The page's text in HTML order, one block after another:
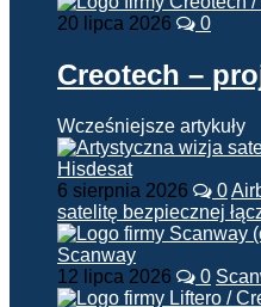
20 lipca 2026 0
Creotech –
Wcześniejsze artykuły
6 sierpnia 2026 0
satelitę bezpiecznej
12 lipca 2026 0